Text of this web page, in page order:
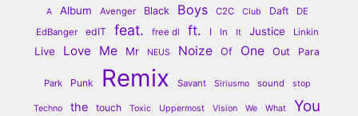
A Album Avenger Black Boys C2C Club Daft
DE
EdBanger
edIT feat. free dl ft. I In It Justice Linkin
Live Love Me Mr NEUS Noize Of One Out Para
Park Punk Remix Savant Siriusmo sound stop
Techno the touch Toxic Uppermost Vision We What You